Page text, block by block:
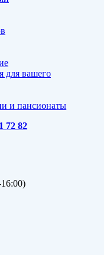
для вашего
и пансионаты
72 82